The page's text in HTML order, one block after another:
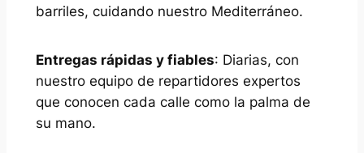
barriles, cuidando nuestro Mediterráneo.
Entregas rápidas y fiables: Diarias, con
nuestro equipo de repartidores expertos
que conocen cada calle como la palma de
su mano.